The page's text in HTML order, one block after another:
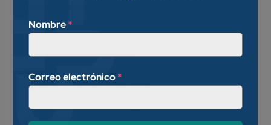
local de la inflamación traumática
de tendones, ligamentos,
músculos y articulaciones
causadas por esguinces, formas
localizadas de reumatismo de
Nombre*
Correo electrónico*